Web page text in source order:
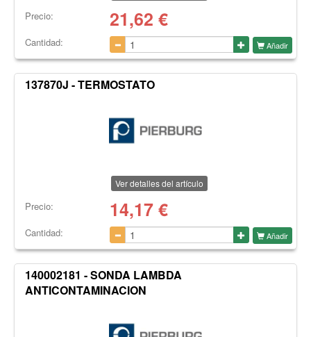
Precio: 21,62 €
Cantidad: Añadir
137870J - TERMOSTATO
Ver detalles del artículo
Precio: 14,17€
Cantidad: Añadir
140002181 - SONDA LAMBDA
ANTICONTAMINACION